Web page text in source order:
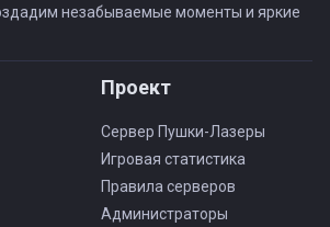
незабываемые моменты и яркие
Проект
Сервер Пушки-Лазеры
Игровая статистика
Правила серверов
Администраторы